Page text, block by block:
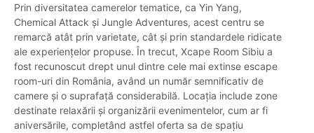
Prin diversitatea camerelor tematice, ca Yin Yang,
Chemical Attack și Jungle Adventures, acest centru se
remarcă atât prin varietate, cât și prin standardele ridicate
ale experiențelor propuse. În trecut, Xcape Room Sibiu a
fost recunoscut drept unul dintre cele mai extinse escape
room-uri din România, având un număr semnificativ de
camere și o suprafață considerabilă. Locația include zone
destinate relaxării și organizării evenimentelor, cum ar fi
aniversările, completând astfel oferta sa de spațiu